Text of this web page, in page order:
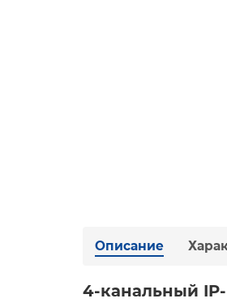
Описание
4-канальный IP-